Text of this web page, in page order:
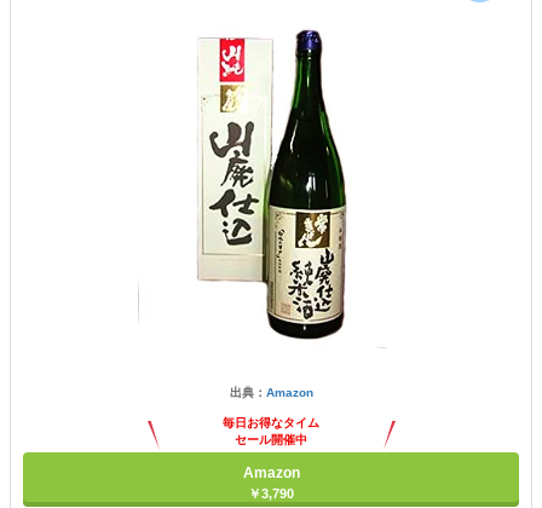
出典： Amazon
毎日お得なタイム
セール開催中
Amazon
￥3,790